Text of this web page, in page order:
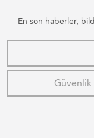
En son haberler,